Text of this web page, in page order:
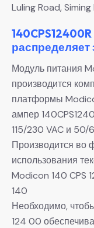
Luling Road,
Модуль питания
производится
платформы
ампер
115/230 VAC и 50/
Производится во
использования
Modicon 140 CPS
140
Необходимо,
124 00